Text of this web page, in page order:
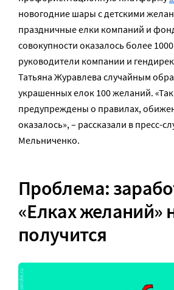
новогодние шары с детскими
праздничные елки компаний и
совокупности оказалось более
руководители компании и
Татьяна Журавлева случайным
украшенных елок 100 желаний.
предупреждены о правилах,
оказалось», – рассказали в пресс-
Мельниченко.
Проблема:
«Елках желаний»
получится